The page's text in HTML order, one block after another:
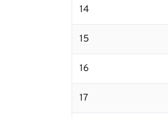
14
15
16
17